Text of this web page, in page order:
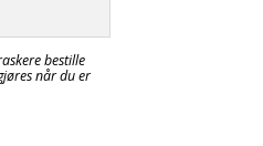
bestille
når du er